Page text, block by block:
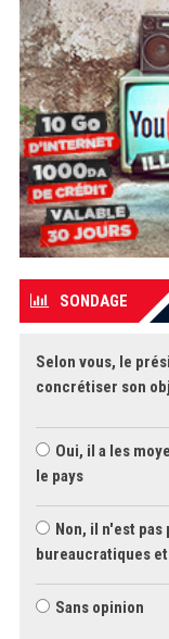
SONDAGE
Selon vous, le
concrétiser son
Oui, il a les
le pays
Non, il n'est
bureaucratiques
Sans opinion